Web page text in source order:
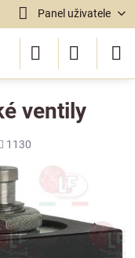
Panel uživatele
ventily
1130